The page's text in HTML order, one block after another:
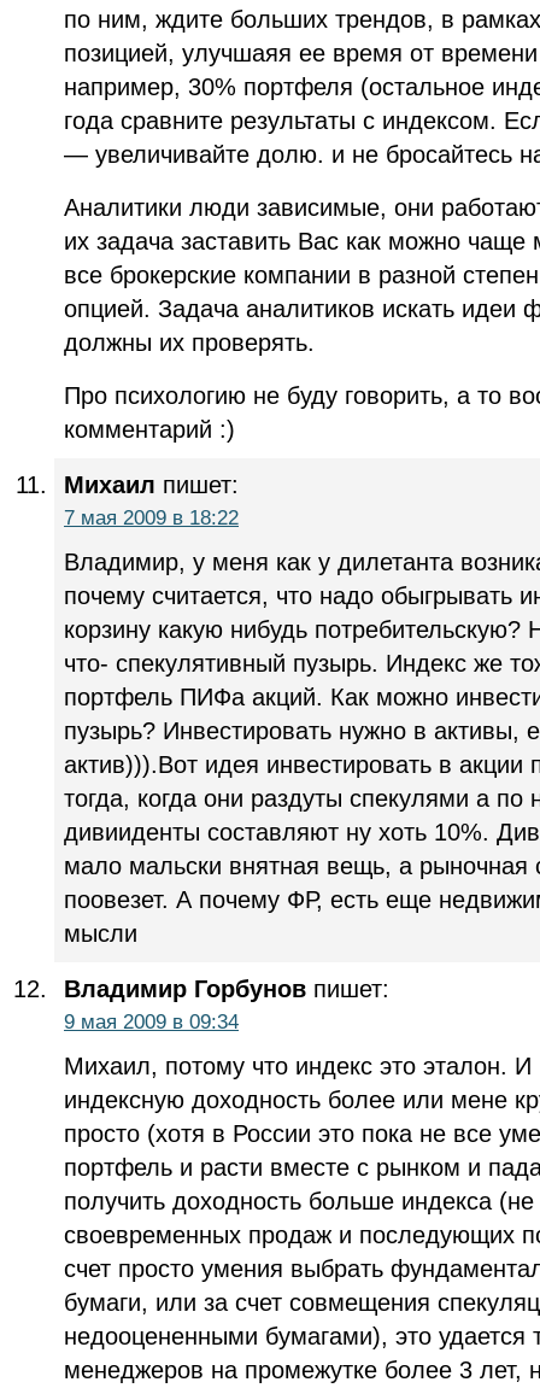
по ним, ждите больших трендов, в
позицией, улучшаяя ее время от
например, 30% портфеля (остальное
года сравните результаты с индексом.
— увеличивайте долю. и не бросайтесь
Аналитики люди зависимые, они
их задача заставить Вас как можно
все брокерские компании в разной
опцией. Задача аналитиков искать идеи
должны их проверять.
Про психологию не буду говорить, а то
комментарий :)
Михаил пишет:
7 мая 2009 в 18:22
Владимир, у меня как у дилетанта
почему считается, что надо обыгрывать
корзину какую нибудь потребительскую?
что- спекулятивный пузырь. Индекс же
портфель ПИФа акций. Как можно
пузырь? Инвестировать нужно в активы,
актив))).Вот идея инвестировать в акции
тогда, когда они раздуты спекулями а по
дивииденты составляют ну хоть 10%.
мало мальски внятная вещь, а рыночная
поовезет. А почему ФР, есть еще
мысли
Владимир Горбунов пишет:
9 мая 2009 в 09:34
Михаил, потому что индекс это эталон. И
индексную доходность более или мене
просто (хотя в России это пока не все
портфель и расти вместе с рынком и
получить доходность больше индекса (не
своевременных продаж и последующих
счет просто умения выбрать
бумаги, или за счет совмещения
недооцененными бумагами), это удается
менеджеров на промежутке более 3 лет,